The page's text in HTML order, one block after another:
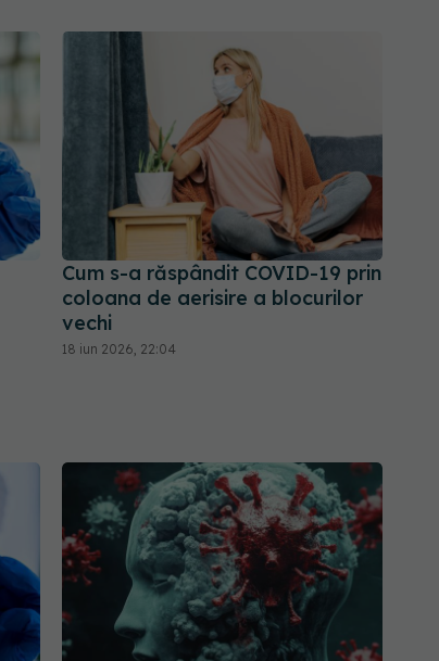
Cum s-a răspândit COVID-19 prin
coloana de aerisire a blocurilor
vechi
18 iun 2026, 22:04